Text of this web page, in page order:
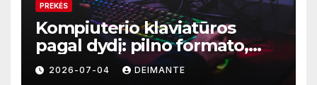
PREKĖS
Kompiuterio klaviatūros
pagal dydį: pilno formato,
TKL ar kompaktiškas
modelis?
2026-07-04 DEIMANTE